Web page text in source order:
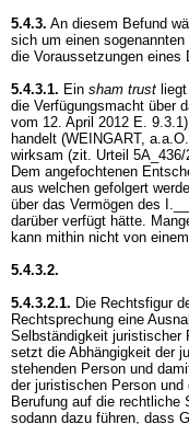
5.4.3. An diesem Befund
sich um einen sogenannten
die Voraussetzungen eines
5.4.3.1. Ein sham trust
die Verfügungsmacht über
vom 12. April 2012 E.
handelt (WEINGART,
wirksam (zit. Urteil
Dem angefochtenen
aus welchen gefolgert
über das Vermögen des
darüber verfügt hätte.
kann mithin nicht von einem
5.4.3.2.
5.4.3.2.1. Die Rechtsfigur
Rechtsprechung eine
Selbständigkeit juristischer
setzt die Abhängigkeit der
stehenden Person und
der juristischen Person
Berufung auf die rechtliche
sodann dazu führen, dass